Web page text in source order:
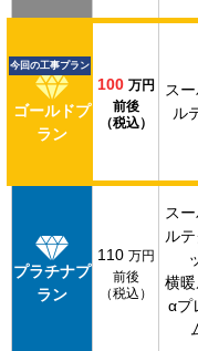
今回の工事プラン
ゴールドプ
ラン
100 万円
前後
（税込）
ス
ル
プラチナプ
ラン
110 万円
前後
（税込）
ス
ル
横
αプ